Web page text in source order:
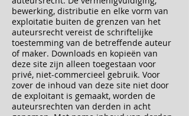
bewerking, distributie en elke vorm van
exploitatie buiten de grenzen van het
auteursrecht vereist de schriftelijke
toestemming van de betreffende auteur
of maker. Downloads en kopieën van
deze site zijn alleen toegestaan voor
privé, niet-commercieel gebruik. Voor
zover de inhoud van deze site niet door
de exploitant is gemaakt, worden de
auteursrechten van derden in acht